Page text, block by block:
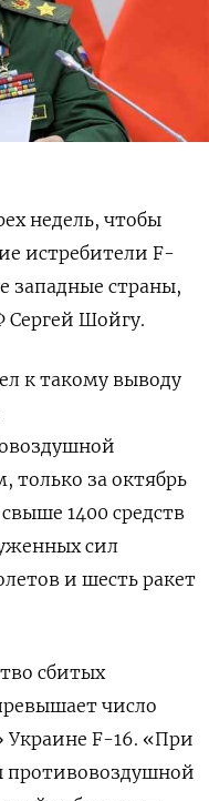
недель, чтобы
истребители F-
западные страны,
Сергей Шойгу.
к такому выводу
только за октябрь
1400 средств
сил
и шесть ракет
сбитых
число
Украине F-16. «При
противовоздушной